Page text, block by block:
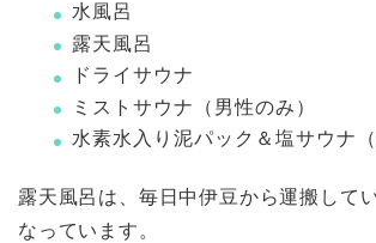
水風呂
露天風呂
ドライサウナ
ミストサウナ（男性のみ）
水素水入り泥パック＆塩サウナ（
露天風呂は、毎日中伊豆から運搬して
なっています。